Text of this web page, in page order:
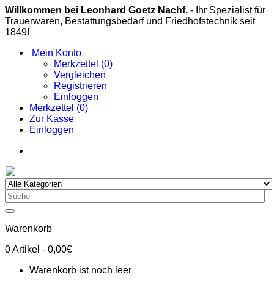
Willkommen bei Leonhard Goetz Nachf. - Ihr Spezialist für
Trauerwaren, Bestattungsbedarf und Friedhofstechnik seit
1849!
Mein Konto
Merkzettel (0)
Vergleichen
Registrieren
Einloggen
Merkzettel (0)
Zur Kasse
Einloggen
Warenkorb
0Artikel - 0,00€
Warenkorb ist noch leer